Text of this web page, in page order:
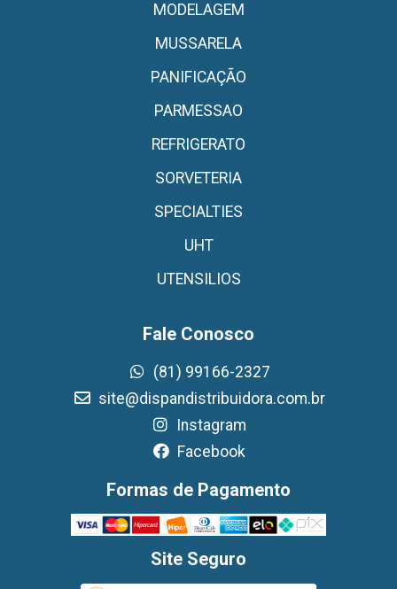
MODELAGEM
MUSSARELA
PANIFICAÇÃO
PARMESSAO
REFRIGERATO
SORVETERIA
SPECIALTIES
UHT
UTENSILIOS
Fale Conosco
(81) 99166-2327
site@dispandistribuidora.com.br
Instagram
Facebook
Formas de Pagamento
Site Seguro